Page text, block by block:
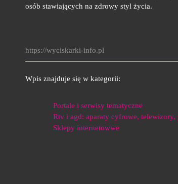
osób stawiających na zdrowy styl życia.
https://wyciskarki-info.pl
Wpis znajduje się w kategorii:
Portale i serwisy tematyczne
Rtv i agd: aparaty cyfrowe,
Sklepy internetowwe